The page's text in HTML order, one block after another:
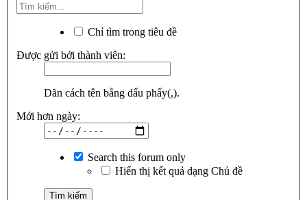
Chỉ tìm trong tiêu đề
Được gửi bởi thành viên:
Dãn cách tên bằng dấu phẩy(,).
Mới hơn ngày:
Search this forum only
Hiển thị kết quả dạng Chủ đề